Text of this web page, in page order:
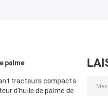
palme
tracteurs compacts
d'huile de palme de